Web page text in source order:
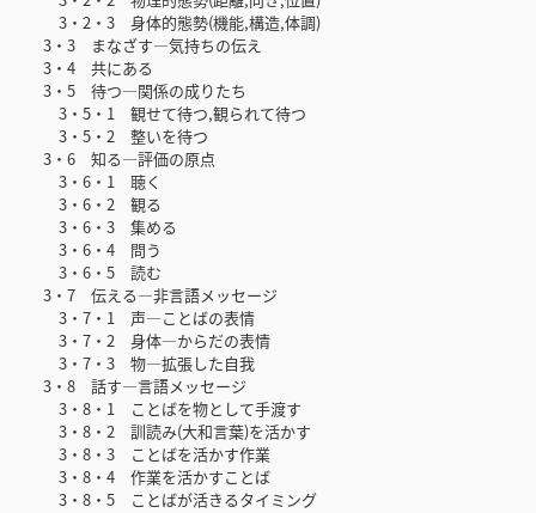
3・2・3 身体的態勢(機能,構造,体調)
3・3 まなざす―気持ちの伝え
3・4 共にある
3・5 待つ―関係の成りたち
3・5・1 観せて待つ,観られて待つ
3・5・2 整いを待つ
3・6 知る―評価の原点
3・6・1 聴く
3・6・2 観る
3・6・3 集める
3・6・4 問う
3・6・5 読む
3・7 伝える―非言語メッセージ
3・7・1 声―ことばの表情
3・7・2 身体―からだの表情
3・7・3 物―拡張した自我
3・8 話す―言語メッセージ
3・8・1 ことばを物として手渡す
3・8・2 訓読み(大和言葉)を活かす
3・8・3 ことばを活かす作業
3・8・4 作業を活かすことば
3・8・5 ことばが活きるタイミング